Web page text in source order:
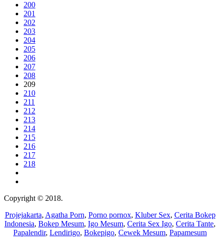
200
201
202
203
204
205
206
207
208
209
210
211
212
213
214
215
216
217
218
Copyright © 2018.
Projejakarta, Agatha Porn, Porno pornox, Kluber Sex, Cerita Bokep
Indonesia, Bokep Mesum, Igo Mesum, Cerita Sex Igo, Cerita Tante,
Papalendir, Lendirigo, Bokepigo, Cewek Mesum, Papamesum